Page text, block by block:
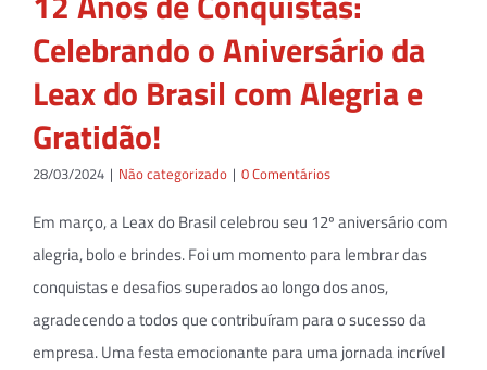
Celebrando o Aniversário da
Leax do Brasil com Alegria e
Gratidão!
28/03/2024 | Não categorizado | 0 Comentários
Em março, a Leax do Brasil celebrou seu 12º aniversário com
alegria, bolo e brindes. Foi um momento para lembrar das
conquistas e desafios superados ao longo dos anos,
agradecendo a todos que contribuíram para o sucesso da
empresa. Uma festa emocionante para uma jornada incrível